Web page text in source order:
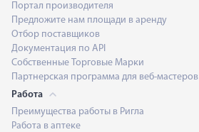
Портал производителя
Предложите нам площади в аренду
Отбор поставщиков
Документация по API
Собственные Торговые Марки
Партнерская программа для веб-мастеров
Работа
Преимущества работы в Ригла
Работа в аптеке